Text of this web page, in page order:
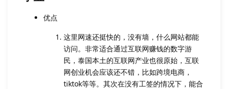
优点
这里网速还挺快的，没有墙，什么网站都能
访问。非常适合通过互联网赚钱的数字游
民，泰国本土的互联网产业也很原始，互联
网创业机会应该还不错，比如跨境电商，
tiktok等等。其次在没有工签的情况下，能合